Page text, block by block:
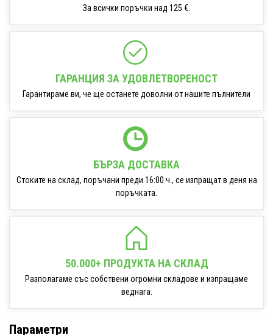
За всички поръчки над 125 €.
ГАРАНЦИЯ ЗА УДОВЛЕТВОРЕНОСТ
Гарантираме ви, че ще останете доволни от нашите пълнители
БЪРЗА ДОСТАВКА
Стоките на склад, поръчани преди 16:00 ч., се изпращат в деня на
поръчката.
50.000+ ПРОДУКТА НА СКЛАД
Разполагаме със собствени огромни складове и изпращаме
веднага.
Параметри